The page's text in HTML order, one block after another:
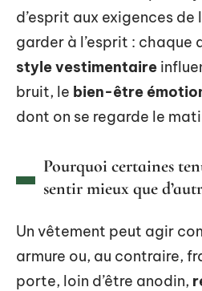
d’esprit aux exigences de
garder à l’esprit : chaque
style vestimentaire
bruit, le bien-être
dont on se regarde le
Pourquoi certaines
sentir mieux que
Un vêtement peut agir
armure ou, au contraire,
porte, loin d’être anodin,